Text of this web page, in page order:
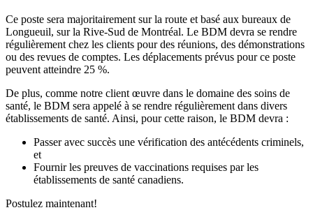
Ce poste sera majoritairement sur la route et basé aux bureaux de
Longueuil, sur la Rive-Sud de Montréal. Le BDM devra se rendre
régulièrement chez les clients pour des réunions, des démonstrations
ou des revues de comptes. Les déplacements prévus pour ce poste
peuvent atteindre 25 %.
De plus, comme notre client œuvre dans le domaine des soins de
santé, le BDM sera appelé à se rendre régulièrement dans divers
établissements de santé. Ainsi, pour cette raison, le BDM devra :
Passer avec succès une vérification des antécédents criminels,
et
Fournir les preuves de vaccinations requises par les
établissements de santé canadiens.
Postulez maintenant!